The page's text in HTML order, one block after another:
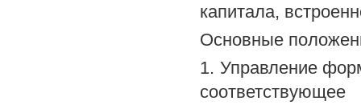
капитала,
Основные
1. Управление